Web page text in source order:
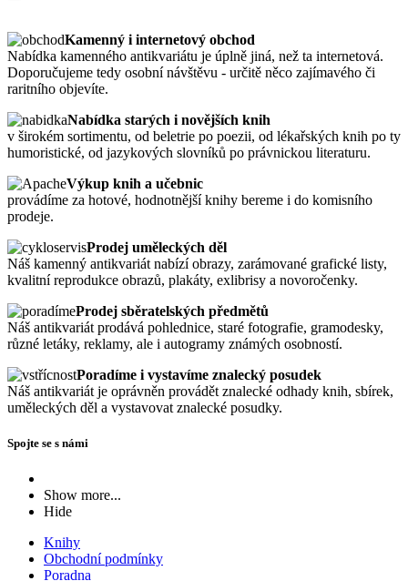
Kamenný i internetový obchod
Nabídka kamenného antikvariátu je úplně jiná, než ta internetová.
Doporučujeme tedy osobní návštěvu - určitě něco zajímavého či
raritního objevíte.
Nabídka starých i novějších knih
v širokém sortimentu, od beletrie po poezii, od lékařských knih po ty
humoristické, od jazykových slovníků po právnickou literaturu.
Výkup knih a učebnic
provádíme za hotové, hodnotnější knihy bereme i do komisního
prodeje.
Prodej uměleckých děl
Náš kamenný antikvariát nabízí obrazy, zarámované grafické listy,
kvalitní reprodukce obrazů, plakáty, exlibrisy a novoročenky.
Prodej sběratelských předmětů
Náš antikvariát prodává pohlednice, staré fotografie, gramodesky,
různé letáky, reklamy, ale i autogramy známých osobností.
Poradíme i vystavíme znalecký posudek
Náš antikvariát je oprávněn provádět znalecké odhady knih, sbírek,
uměleckých děl a vystavovat znalecké posudky.
Spojte se s námi
Show more...
Hide
Knihy
Obchodní podmínky
Poradna